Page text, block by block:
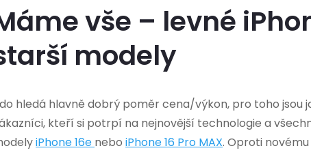
vše – levné
modely
hledá hlavně dobrý poměr cena/výkon, pro toho jsou
kteří si potrpí na nejnovější technologie a
iPhone 16e nebo iPhone 16 Pro MAX. Oproti